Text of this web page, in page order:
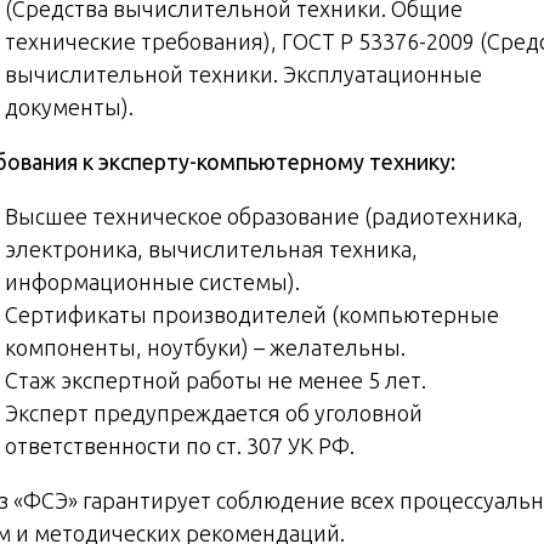
(Средства вычислительной техники. Общие
технические требования), ГОСТ Р 53376-2009
вычислительной техники. Эксплуатационные
документы).
к эксперту-компьютерному технику:
Высшее техническое образование (радиотехника,
электроника, вычислительная техника,
информационные системы).
Сертификаты производителей (компьютерные
компоненты, ноутбуки) – желательны.
Стаж экспертной работы не менее 5 лет.
Эксперт предупреждается об уголовной
ответственности по ст. 307 УК РФ.
«ФСЭ» гарантирует соблюдение всех
и методических рекомендаций.